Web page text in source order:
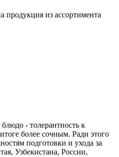
продукция из ассортимента
- толерантность к
более сочным. Ради этого
подготовки и ухода за
Узбекистана, России,